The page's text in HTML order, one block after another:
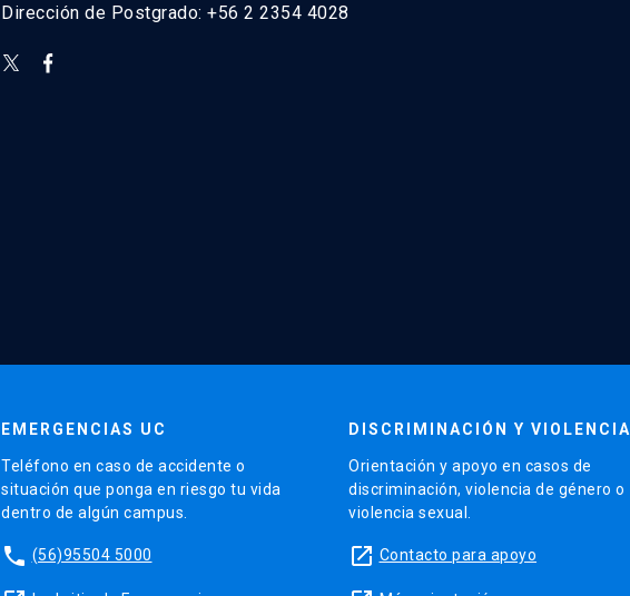
Dirección de Postgrado: +56 2 2354 4028
EMERGENCIAS UC
Teléfono en caso de accidente o
situación que ponga en riesgo tu vida
dentro de algún campus.
phone (56)95504 5000
DISCRIMINACIÓN Y VIOLENCIA
Orientación y apoyo en casos de
discriminación, violencia de género o
violencia sexual.
launch Contacto para apoyo